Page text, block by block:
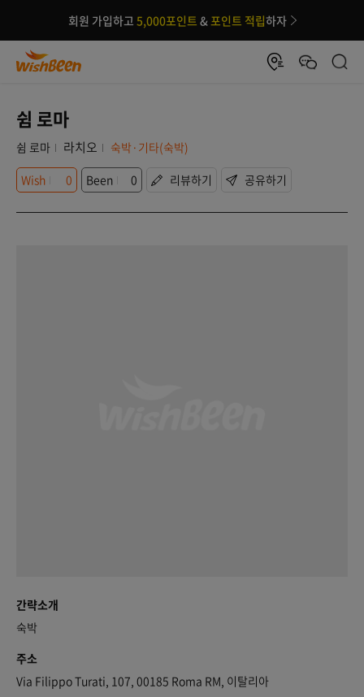
회원 가입하고 5,000포인트 &포인트 적립하자
쉼 로마
쉼 로마 라치오
숙박·기타(숙박)
Wish
0 Been 0 리뷰하기 공유하기
간략소개
숙박
주소
Via Filippo Turati, 107, 00185 Roma RM, 이탈리아